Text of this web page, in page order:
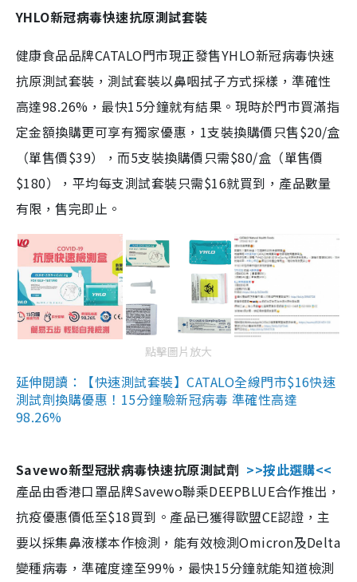
YHLO新冠病毒快速抗原測試套裝
健康食品品牌CATALO門市現正發售YHLO新冠病毒快速
抗原測試套裝，測試套裝以鼻咽拭子方式採樣，準確性
高達98.26%，最快15分鐘就有結果。現時於門市買滿指
定金額換購更可享有獨家優惠，1支裝換購價只售$20/盒
（單售價$39），而5支裝換購價只需$80/盒（單售價
$180），平均每支測試套裝只需$16就買到，產品數量
有限，售完即止。
點擊圖片放大
延伸閱讀：【快速測試套裝】CATALO全線門市$16快速
測試劑換購優惠！15分鐘驗新冠病毒 準確性高達
98.26%
Savewo新型冠狀病毒快速抗原測試劑 >>按此選購<<
產品由香港口罩品牌Savewo聯乘DEEPBLUE合作推出，
抗疫優惠價低至$18買到。產品已獲得歐盟CE認證，主
要以採集鼻液樣本作檢測，能有效檢測Omicron及Delta
變種病毒，準確度達至99%，最快15分鐘就能知道檢測